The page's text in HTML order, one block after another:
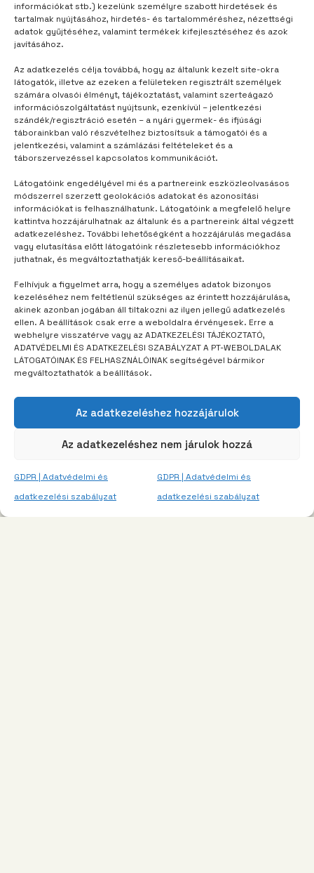
információkat stb.) kezelünk személyre szabott hirdetések és
tartalmak nyújtásához, hirdetés- és tartalomméréshez, nézettségi
adatok gyűjtéséhez, valamint termékek kifejlesztéséhez és azok
javításához.
Az adatkezelés célja továbbá, hogy az általunk kezelt site-okra
látogatók, illetve az ezeken a felületeken regisztrált személyek
számára olvasói élményt, tájékoztatást, valamint szerteágazó
információszolgáltatást nyújtsunk, ezenkívül – jelentkezési
szándék/regisztráció esetén – a nyári gyermek- és ifjúsági
táborainkban való részvételhez biztosítsuk a támogatói és a
jelentkezési, valamint a számlázási feltételeket és a
táborszervezéssel kapcsolatos kommunikációt.
Látogatóink engedélyével mi és a partnereink eszközleolvasásos
módszerrel szerzett geolokációs adatokat és azonosítási
információkat is felhasználhatunk. Látogatóink a megfelelő helyre
kattintva hozzájárulhatnak az általunk és a partnereink által végzett
adatkezeléshez. További lehetőségként a hozzájárulás megadása
vagy elutasítása előtt látogatóink részletesebb információkhoz
juthatnak, és megváltoztathatják kereső-beállításaikat.
Felhívjuk a figyelmet arra, hogy a személyes adatok bizonyos
kezeléséhez nem feltétlenül szükséges az érintett hozzájárulása,
akinek azonban jogában áll tiltakozni az ilyen jellegű adatkezelés
ellen. A beállítások csak erre a weboldalra érvényesek. Erre a
webhelyre visszatérve vagy az ADATKEZELÉSI TÁJÉKOZTATÓ,
ADATVÉDELMI ÉS ADATKEZELÉSI SZABÁLYZAT A PT-WEBOLDALAK
LÁTOGATÓINAK ÉS FELHASZNÁLÓINAK segítségével bármikor
megváltoztathatók a beállítások.
Az adatkezeléshez hozzájárulok
Az adatkezeléshez nem járulok hozzá
GDPR | Adatvédelmi és
adatkezelési szabályzat
GDPR | Adatvédelmi és
adatkezelési szabályzat
TÁBORUNK 6 hónap telt el
A mókusokkal a legjobb
TÁBORUNK 1 év telt el
A koboldoknál átalakul a tábor